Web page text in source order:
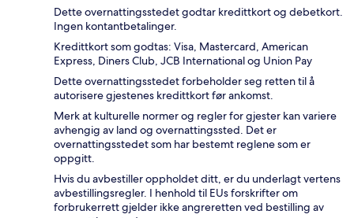
Dette overnattingsstedet godtar kredittkort og debetkort.
Ingen kontantbetalinger.
Kredittkort som godtas: Visa, Mastercard, American
Express, Diners Club, JCB International og Union Pay
Dette overnattingsstedet forbeholder seg retten til å
autorisere gjestenes kredittkort før ankomst.
Merk at kulturelle normer og regler for gjester kan variere
avhengig av land og overnattingssted. Det er
overnattingsstedet som har bestemt reglene som er
oppgitt.
Hvis du avbestiller oppholdet ditt, er du underlagt vertens
avbestillingsregler. I henhold til EUs forskrifter om
forbrukerrett gjelder ikke angreretten ved bestilling av